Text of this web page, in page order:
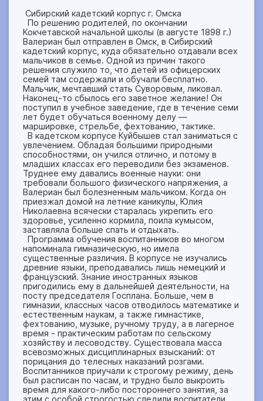
Сибирский кадетский корпус г. Омска
По решению родителей, по окончании
Кокчетавской начальной школы (в августе 1898 г.)
Валериан был отправлен в Омск, в Сибирский
кадетский корпус, куда обязательно отдавали всех
мальчиков в семье. Одной из причин такого
решения служило то, что детей из офицерских
семей там содержали и обучали бесплатно.
Мальчик, мечтавший стать Суворовым, ликовал.
Наконец-то сбылось его заветное желание! Он
поступил в учебное заведение, где в течение семи
лет будет обучаться военному делу —
маршировке, стрельбе, фехтованию, тактике.
В кадетском корпусе Куйбышев стал заниматься с
увлечением. Обладая большими природными
способностями, он учился отлично, и потому в
младших классах его переводили без экзаменов.
Труднее ему давались военные науки: они
требовали большого физического напряжения, а
Валериан был болезненным мальчиком. Когда он
приезжал домой на летние каникулы, Юлия
Николаевна всячески старалась укрепить его
здоровье, усиленно кормила, поила кумысом,
заставляла больше спать и отдыхать.
Программа обучения воспитанников во многом
напоминала гимназическую, но имела
существенные различия. В корпусе не изучались
древние языки, преподавались лишь немецкий и
французский. Знание иностранных языков
пригодились ему в дальнейшей деятельности, на
посту председателя Госплана. Больше, чем в
гимназии, классных часов отводилось математике и
естественным наукам, а также гимнастике,
фехтованию, музыке, ручному труду, а в лагерное
время - практическим работам по сельскому
хозяйству и лесоводству. Существовала масса
всевозможных дисциплинарных взысканий: от
порицания до телесных наказаний розгами.
Воспитанников приучали к строгому режиму, день
был расписан по часам, и трудно было выкроить
время для какого-либо постороннего занятия, за
этим с особой строгостью следили воспитатели.